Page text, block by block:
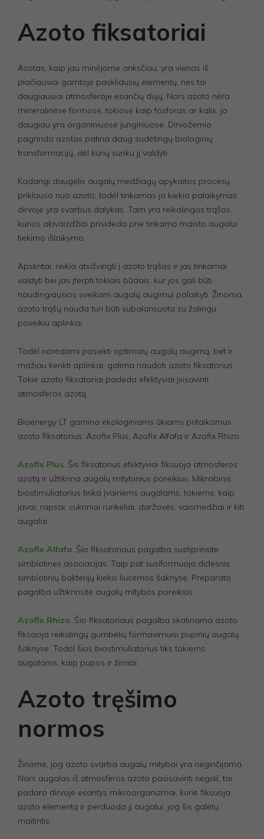
Azoto fiksatoriai
Azotas, kaip jau minėjome anksčiau, yra vienas iš
plačiausiai gamtoje pasklidusių elementų, nes tai
daugiausiai atmosferoje esančių dujų. Nors azoto nėra
mineralinėse formose, tokiose kaip fosforas ar kalis, jo
daugiau yra organiniuose junginiuose. Dirvožemio
pagrindo azotas patiria daug sudėtingų biologinių
transformacijų, dėl kurių sunku jį valdyti.
Kadangi daugelis augalų medžiagų apykaitos procesų
priklauso nuo azoto, todėl tinkamas jo kiekio palaikymas
dirvoje yra svarbus dalykas. Tam yra reikalingos trąšos,
kurios akivaizdžiai prisideda prie tinkamo maisto augalui
tiekimo išlaikymo.
Apskritai, reikia atsižvelgti į azoto trąšas ir jas tinkamai
valdyti bei jas įterpti tokiais būdais, kur jos gali būti
naudingiausios sveikam augalų augimui palaikyti. Žinoma,
azoto trąšų nauda turi būti subalansuota su žalingu
poveikiu aplinkai.
Todėl norėdami pasiekti optimalų augalų augimą, bet ir
mažiau kenkti aplinkai, galima naudoti azoto fiksatorius.
Tokie azoto fiksatoriai padeda efektyviai įsisavinti
atmosferos azotą.
Bioenergy LT gamina ekologiniams ūkiams pritaikomus
azoto fiksatorius: Azofix Plus, Azofix Alfafa ir Azofix Rhizo.
Azofix Plus. Šis fiksatorius efektyviai fiksuoja atmosferos
azotą ir užtikrina augalų mitybinius poreikius. Mikrobinis
biostimuliatorius tinka įvairiems augalams, tokiems, kaip
javai, rapsai, cukriniai runkeliai, daržovės, vaismedžiai ir kiti
augalai.
Azofix Alfafa. Šio fiksatoriaus pagalba sustiprinsite
simbiotines asociacijas. Taip pat susiformuoja didesnis
simbiotinių bakterijų kiekis liucernos šaknyse. Preparato
pagalba užtikrinsite augalų mitybos poreikius.
Azofix Rhizo. Šio fiksatoriaus pagalba skatinama azoto
fiksacija reikalingų gumbelių formavimuisi pupinių augalų
šaknyse. Todėl šios biostimuliatorius tiks tokiems
augalams, kaip pupos ir žirniai.
Azoto tręšimo
normos
Žinome, jog azoto svarba augalų mitybai yra neginčijama.
Nors augalas iš atmosferos azoto pasisavinti negali, tai
padaro dirvoje esantys mikroorganizmai, kurie fiksuoja
azoto elementą ir perduoda jį augalui, jog šis galėtų
maitintis.
slapukai
reikalingi,
kad
veiktų.
Statistika
Siekiant
ir struktūrą,
atsižvelgiant į
tai, kaip
svetainė
naudojama.
Vartojo
patirties
kuo geriau.
Jei
išnyks
svetainėje.